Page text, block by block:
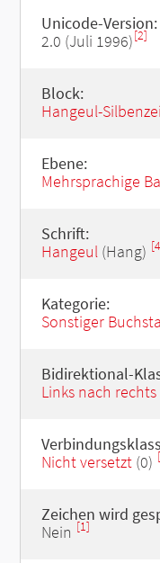
Unicode-Version:
2.0 (Juli 1996)[2]
Block:
Hangeul-
Ebene:
Mehrsprachige
Schrift:
Hangeul(Hang)
Kategorie:
Sonstiger
Bidirektional-
Links nach rechts
Nicht versetzt(0)
Zeichen wird
Nein [1]